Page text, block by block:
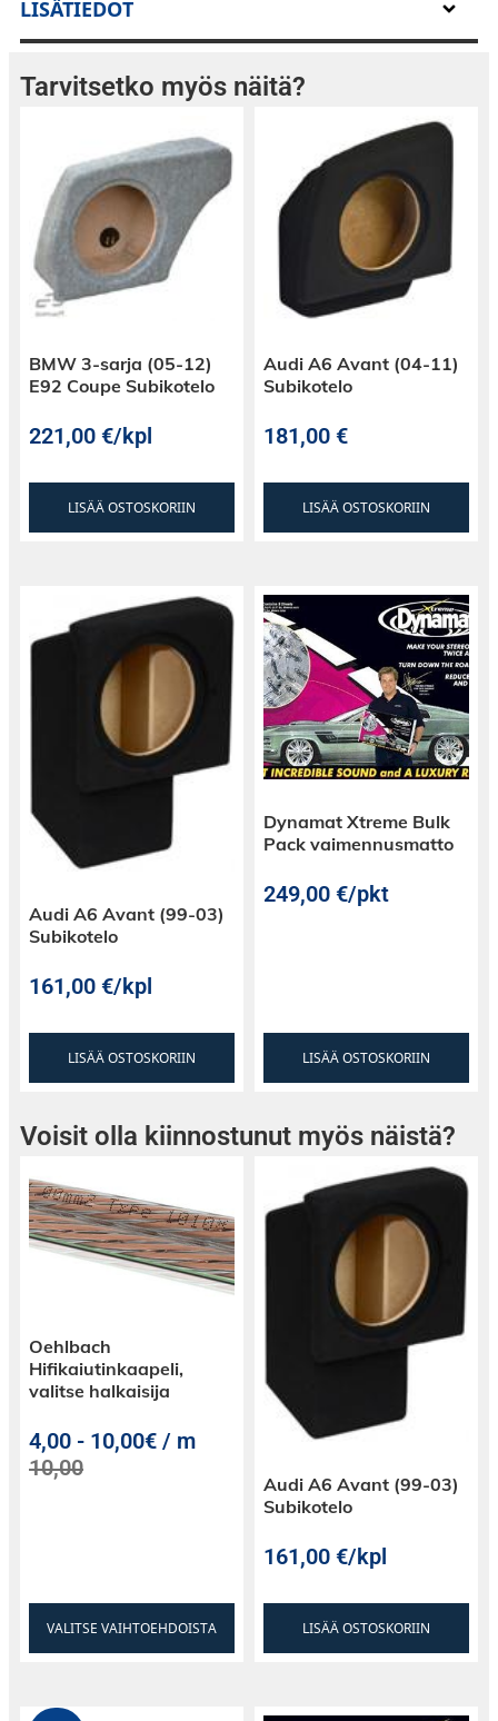
LISÄTIEDOT
Tarvitsetko myös näitä?
BMW 3-sarja (05-12)
E92 Coupe Subikotelo
221,00€/kpl
LISÄÄ OSTOSKORIIN
Audi A6 Avant (04-11)
Subikotelo
181,00€
LISÄÄ OSTOSKORIIN
Audi A6 Avant (99-03)
Subikotelo
161,00€/kpl
LISÄÄ OSTOSKORIIN
Dynamat Xtreme Bulk
Pack vaimennusmatto
249,00€/pkt
LISÄÄ OSTOSKORIIN
Voisit olla kiinnostunut myös näistä?
Oehlbach
Hifikaiutinkaapeli,
valitse halkaisija
4,00 - 10,00€ / m
10,00
VALITSE VAIHTOEHDOISTA
Audi A6 Avant (99-03)
Subikotelo
161,00€/kpl
LISÄÄ OSTOSKORIIN